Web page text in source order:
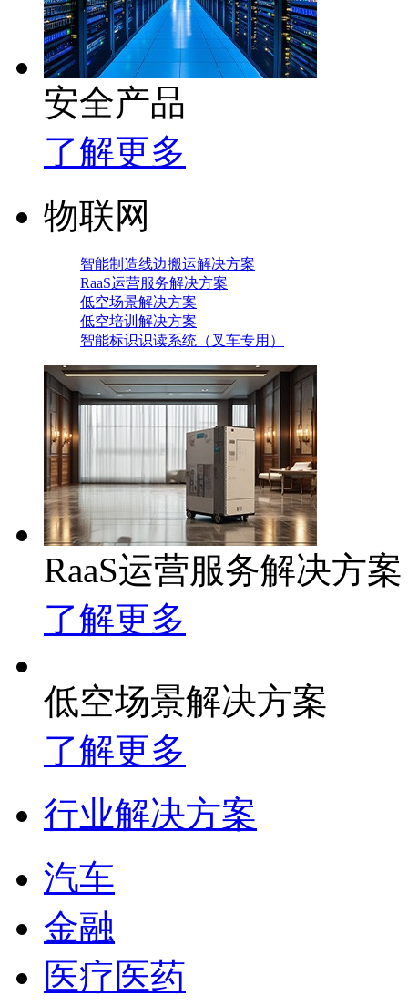
安全产品
了解更多
物联网
智能制造线边搬运解决方案
RaaS运营服务解决方案
低空场景解决方案
低空培训解决方案
智能标识识读系统（叉车专用）
RaaS运营服务解决方案
了解更多
低空场景解决方案
了解更多
行业解决方案
汽车
金融
医疗医药